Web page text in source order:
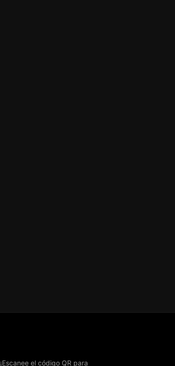
¡Escanee el código QR para